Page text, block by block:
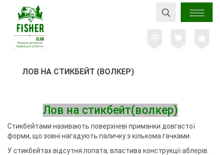
ЛОВ НА СТИКБЕЙТ (ВОЛКЕР)
Лов на стикбейт(волкер)
Стикбейтами називають поверхневі приманки довгастої
форми, що зовні нагадують паличку з кількома гачками.
У стикбейтах відсутня лопата, властива конструкції аблерів.